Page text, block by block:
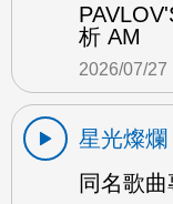
析 AM
2026/07/27
星光燦爛
同名歌